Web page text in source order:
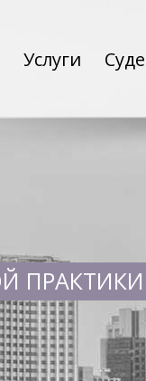
Услуги
ПРАКТИКИ